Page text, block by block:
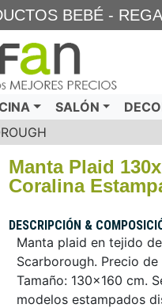
BEBÉ -
SALÓN
Manta Plaid
Coralina
DESCRIPCIÓN &
Manta plaid en tejido
Scarborough. Precio
Tamaño: 130x160 cm.
modelos estampados